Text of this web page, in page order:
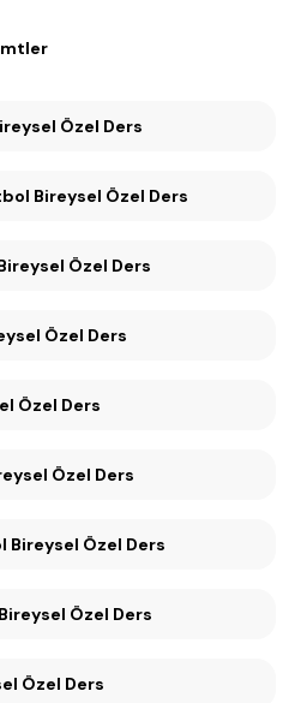
Özel Ders
Bireysel Özel Ders
Bireysel Özel Ders
Özel Ders
Özel Ders
Özel Ders
Bireysel Özel Ders
Bireysel Özel Ders
Özel Ders